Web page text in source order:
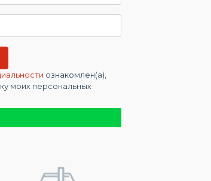
ознакомлен(а),
моих персональных